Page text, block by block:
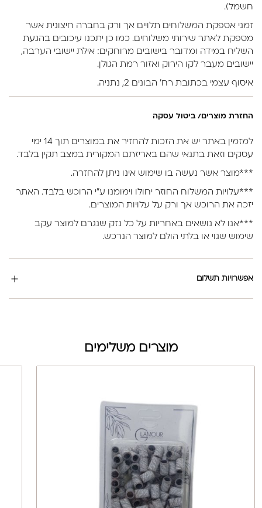
חשמל).
זמני אספקת המשלוחים תלויים אך ורק בחברה חיצונית אשר
מספקת לאתר שירותי משלוחים. כמו כן יתכנו עיכובים בהגעת
השליח במידה ומדובר בישובים מרוחקים: אילת יישובי הערבה,
יישובים מעבר לקו הירוק ואזור רמת הגולן.
איסוף עצמי בכתובת רח’ הבונים 2, נתניה.
החזרת מוצרים/ ביטול עסקה
למזמין באתר יש את הזכות להחזיר את במוצרים תוך 14 ימי
עסקים וזאת בתנאי שהם באריזתם המקורית במצב תקין בלבד.
***מוצר אשר נעשה בו שימוש אינו ניתן להחזרה.
***עלויות המשלוח החוזר יחולו וימומנו ע”י הרוכש בלבד. האתר
יזכה את הרוכש אך ורק על עלויות המוצרים.
***אנו לא נושאים באחריות על כל נזק שנגרם למוצר עקב
שימוש שגוי או בלתי הולם למוצר הנרכש.
אפשרויות תשלום
מוצרים משלימים